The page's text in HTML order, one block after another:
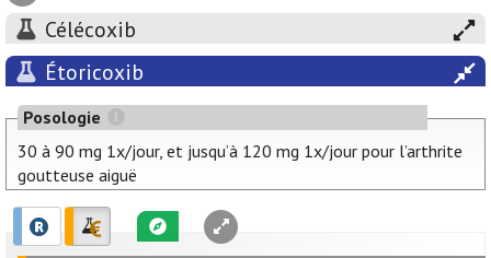
Célécoxib
Étoricoxib
Posologie
30 à 90 mg 1x/jour, et jusqu’à 120 mg 1x/jour pour l’arthrite
goutteuse aiguë